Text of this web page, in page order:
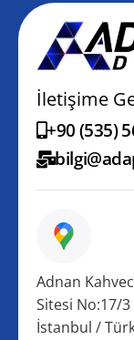
İletişime
+90 (535)
Adnan
Sitesi No:17/
İstanbul /